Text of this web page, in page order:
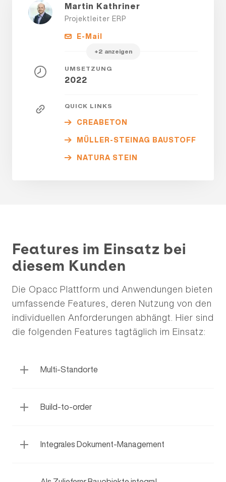
Martin Kathriner
Projektleiter ERP
E-Mail
+2 anzeigen
UMSETZUNG
2022
QUICK LINKS
CREABETON
MÜLLER-STEINAG BAUSTOFF
NATURA STEIN
Features im Einsatz bei
diesem Kunden
Die Opacc Plattform und Anwendungen bieten
umfassende Features, deren Nutzung von den
individuellen Anforderungen abhängt. Hier sind
die folgenden Features tagtäglich im Einsatz:
Multi-Standorte
Build-to-order
Integrales Dokument-Management